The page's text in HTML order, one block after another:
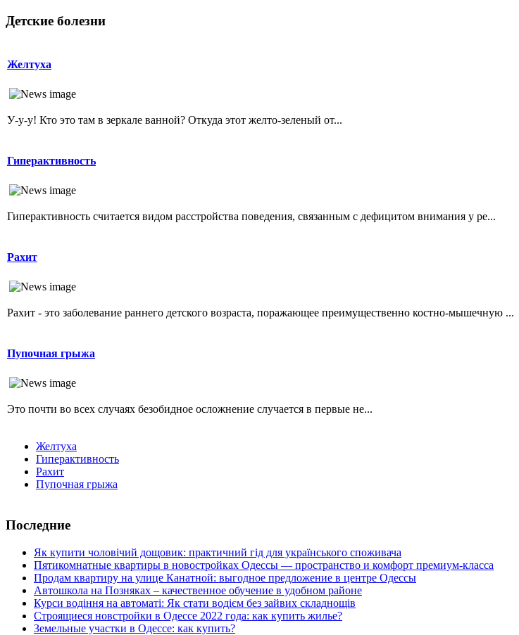
Детские болезни
Желтуха
У-у-у! Кто это там в зеркале ванной? Откуда этот желто-зеленый от...
Гиперактивность
Гиперактивность считается видом расстройства поведения, связанным с дефицитом внимания у ре...
Рахит
Рахит - это заболевание раннего детского возраста, поражающее преимущественно костно-мышечную ...
Пупочная грыжа
Это почти во всех случаях безобидное осложнение случается в первые не...
Желтуха
Гиперактивность
Рахит
Пупочная грыжа
Последние
Як купити чоловічий дощовик: практичний гід для українського споживача
Пятикомнатные квартиры в новостройках Одессы — пространство и комфорт премиум-класса
Продам квартиру на улице Канатной: выгодное предложение в центре Одессы
Автошкола на Позняках – качественное обучение в удобном районе
Курси водіння на автоматі: Як стати водієм без зайвих складнощів
Строящиеся новстройки в Одессе 2022 года: как купить жилье?
Земельные участки в Одессе: как купить?